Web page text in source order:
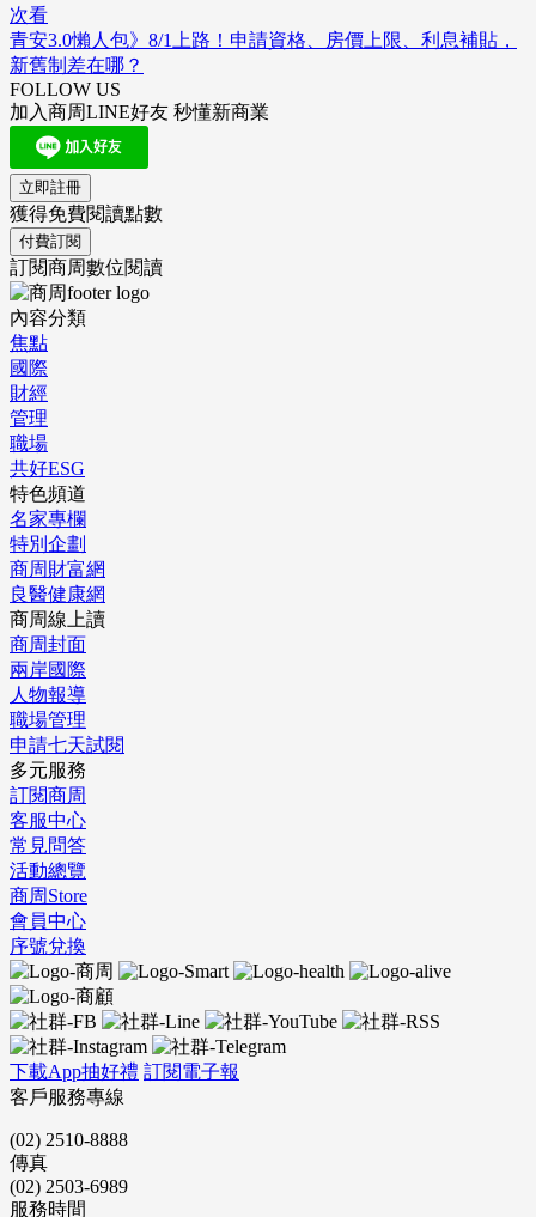
次看
青安3.0懶人包》8/1上路！申請資格、房價上限、利息補貼，
新舊制差在哪？
FOLLOW US
加入商周LINE好友 秒懂新商業
立即註冊
獲得免費閱讀點數
付費訂閱
訂閱商周數位閱讀
內容分類
焦點
國際
財經
管理
職場
共好ESG
特色頻道
名家專欄
特別企劃
商周財富網
良醫健康網
商周線上讀
商周封面
兩岸國際
人物報導
職場管理
申請七天試閱
多元服務
訂閱商周
客服中心
常見問答
活動總覽
商周Store
會員中心
序號兌換
下載App抽好禮 訂閱電子報
客戶服務專線
(02) 2510-8888
傳真
(02) 2503-6989
服務時間